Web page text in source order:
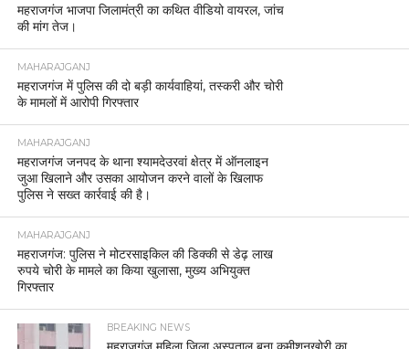
महराजगंज भाजपा जिलामंत्री का कथित वीडियो वायरल, जांच
की मांग तेज।
MAHARAJGANJ
महराजगंज में पुलिस की दो बड़ी कार्यवाहियां, तस्करी और चोरी
के मामलों में आरोपी गिरफ्तार
MAHARAJGANJ
महराजगंज जनपद के थाना श्यामदेउरवां क्षेत्र में ऑनलाइन
जुआ खिलाने और उसका आयोजन करने वालों के खिलाफ
पुलिस ने सख्त कार्रवाई की है।
MAHARAJGANJ
महराजगंज: पुलिस ने मोटरसाइकिल की डिक्की से डेढ़ लाख
रुपये चोरी के मामले का किया खुलासा, मुख्य अभियुक्त
गिरफ्तार
BREAKING NEWS